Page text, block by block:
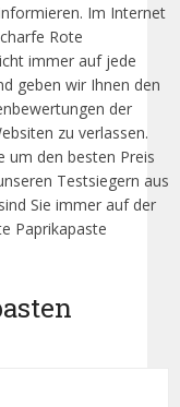
Im Internet
Rote
immer auf jede
geben wir Ihnen den
der
zu verlassen.
um den besten Preis
Testsiegern aus
Sie immer auf der
Paprikapaste